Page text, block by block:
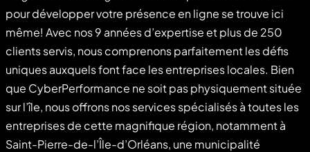
pour développer votre présence en ligne se trouve ici
même! Avec nos 9 années d’expertise et plus de 250
clients servis, nous comprenons parfaitement les défis
uniques auxquels font face les entreprises locales. Bien
que CyberPerformance ne soit pas physiquement située
sur l’île, nous offrons nos services spécialisés à toutes les
entreprises de cette magnifique région, notamment à
Saint-Pierre-de-l’Île-d’Orléans, une municipalité